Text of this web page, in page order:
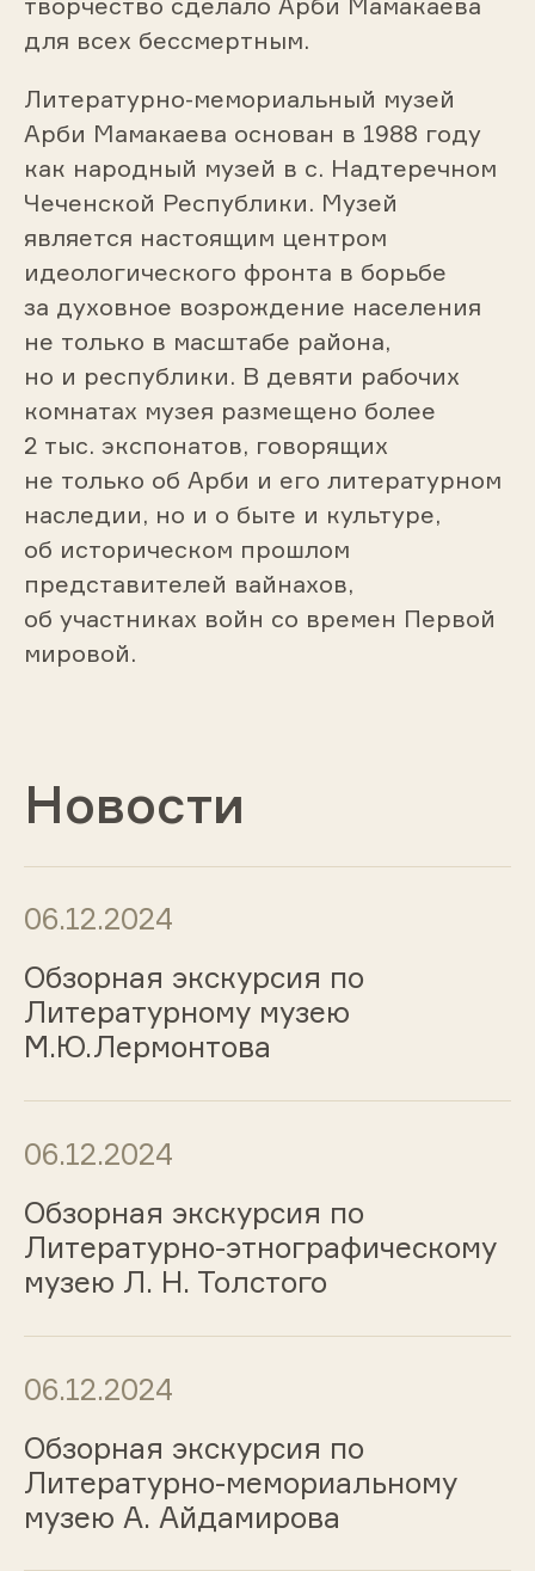
для всех бессмертным.
Литературно-мемориальный музей
Арби Мамакаева основан в 1988 году
как народный музей в с. Надтеречном
Чеченской Республики. Музей
является настоящим центром
идеологического фронта в борьбе
за духовное возрождение населения
не только в масштабе района,
но и республики. В девяти рабочих
комнатах музея размещено более
2 тыс. экспонатов, говорящих
не только об Арби и его литературном
наследии, но и о быте и культуре,
об историческом прошлом
представителей вайнахов,
об участниках войн со времен Первой
мировой.
Новости
06.12.2024
Обзорная экскурсия по
Литературному музею
М.Ю.Лермонтова
06.12.2024
Обзорная экскурсия по
Литературно-этнографическому
музею Л. Н. Толстого
06.12.2024
Обзорная экскурсия по
Литературно-мемориальному
музею А. Айдамирова